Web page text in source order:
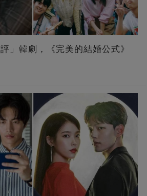
」韓劇，《完美的結婚公式》